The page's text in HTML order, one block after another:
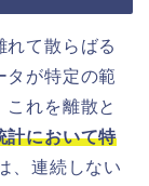
れて散らばる
タが特定の範
れを離散と
計において特
、連続しない